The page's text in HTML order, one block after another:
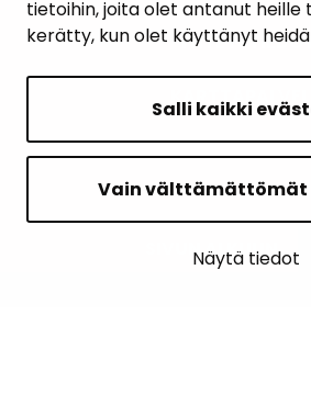
tietoihin, joita olet antanut heille
kerätty, kun olet käyttänyt
Salli kaikki
Vain välttämättömät
Näytä tiedot
KARTTAPALVELU
SIVUN ALKUUN